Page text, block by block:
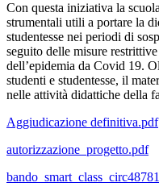
Con questa iniziativa la
strumentali utili a portare la
studentesse nei periodi di
seguito delle misure
dell’epidemia da Covid 19.
studenti e studentesse, il
nelle attività didattiche della
Aggiudicazione definitiva.pdf
autorizzazione_progetto.pdf